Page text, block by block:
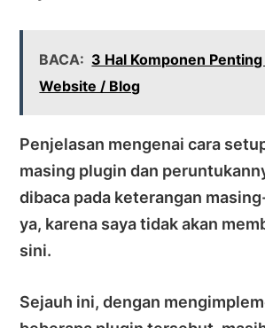
BACA: 3 Hal Komponen
Website / Blog
Penjelasan mengenai cara
masing plugin dan
dibaca pada keterangan
ya, karena saya tidak akan
sini.
Sejauh ini, dengan